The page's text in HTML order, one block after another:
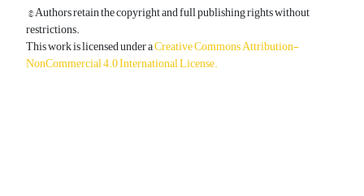
© Authors retain the copyright and full publishing rights without
restrictions.
This work is licensed under aCreative Commons Attribution-
NonCommercial 4.0 International License.